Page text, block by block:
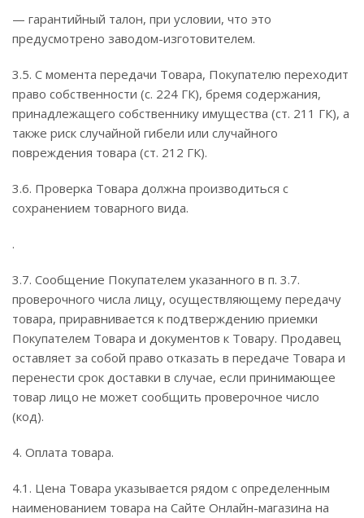
— гарантийный талон, при условии, что это
предусмотрено заводом-изготовителем.
3.5. С момента передачи Товара, Покупателю переходит
право собственности (с. 224 ГК), бремя содержания,
принадлежащего собственнику имущества (ст. 211 ГК), а
также риск случайной гибели или случайного
повреждения товара (ст. 212 ГК).
3.6. Проверка Товара должна производиться с
сохранением товарного вида.
.
3.7. Сообщение Покупателем указанного в п. 3.7.
проверочного числа лицу, осуществляющему передачу
товара, приравнивается к подтверждению приемки
Покупателем Товара и документов к Товару. Продавец
оставляет за собой право отказать в передаче Товара и
перенести срок доставки в случае, если принимающее
товар лицо не может сообщить проверочное число
(код).
4. Оплата товара.
4.1. Цена Товара указывается рядом с определенным
наименованием товара на Сайте Онлайн-магазина на